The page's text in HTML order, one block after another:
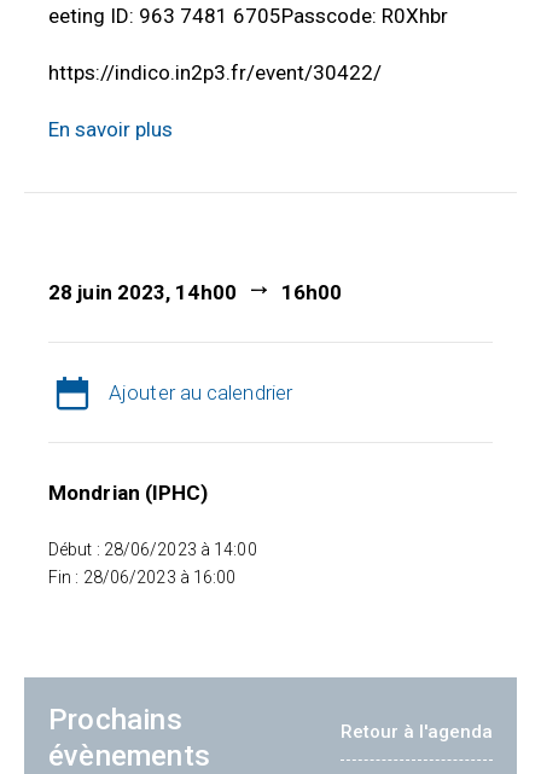
eeting ID: 963 7481 6705Passcode: R0Xhbr
https://indico.in2p3.fr/event/30422/
En savoir plus
28 juin 2023, 14h00 16h00
Ajouter au calendrier
Mondrian (IPHC)
Début : 28/06/2023 à 14:00
Fin : 28/06/2023 à 16:00
Prochains
évènements
Retour à l'agenda